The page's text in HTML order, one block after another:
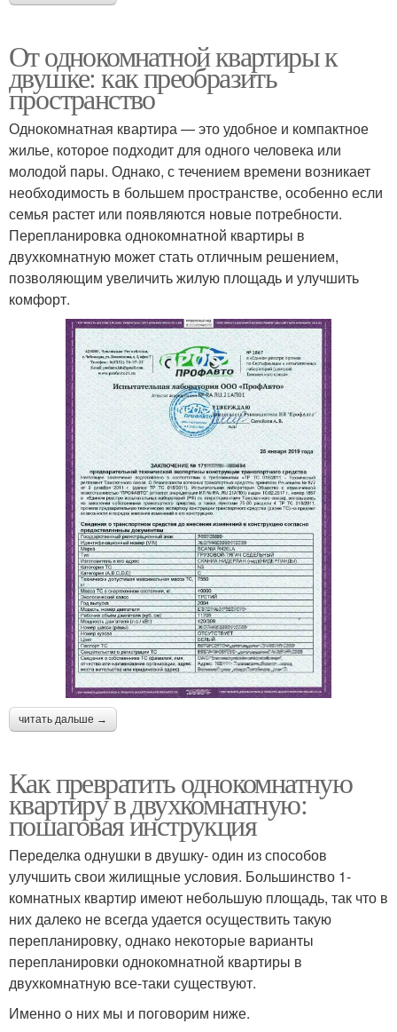
От однокомнатной квартиры к
двушке: как преобразить
пространство
Однокомнатная квартира — это удобное и компактное
жилье, которое подходит для одного человека или
молодой пары. Однако, с течением времени возникает
необходимость в большем пространстве, особенно если
семья растет или появляются новые потребности.
Перепланировка однокомнатной квартиры в
двухкомнатную может стать отличным решением,
позволяющим увеличить жилую площадь и улучшить
комфорт.
читать дальше →
Как превратить однокомнатную
квартиру в двухкомнатную:
пошаговая инструкция
Переделка однушки в двушку- один из способов
улучшить свои жилищные условия. Большинство 1-
комнатных квартир имеют небольшую площадь, так что в
них далеко не всегда удается осуществить такую
перепланировку, однако некоторые варианты
перепланировки однокомнатной квартиры в
двухкомнатную все-таки существуют.
Именно о них мы и поговорим ниже.